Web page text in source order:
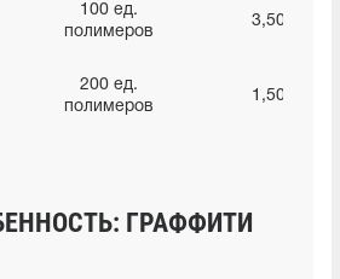
100 ед.
полимеров
3,50%
200 ед.
полимеров
1,50%
ГРАФФИТИ